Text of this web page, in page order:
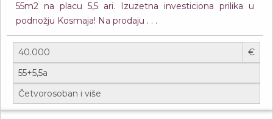
55m2 na placu 5,5 ari. Izuzetna investiciona prilika u
podnožju Kosmaja! Na prodaju . . .
€